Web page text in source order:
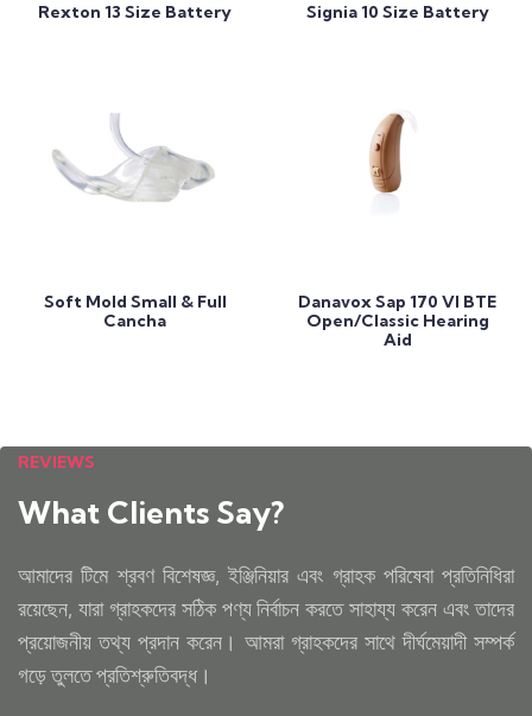
Rexton 13 Size Battery Signia 10 Size Battery
Soft Mold Small & Full
Cancha
Danavox Sap 170 VI BTE
Open/Classic Hearing
Aid
REVIEWS
What Clients Say?
আমাদের টিমে শ্রবণ বিশেষজ্ঞ, ইঞ্জিনিয়ার এবং গ্রাহক পরিষেবা প্রতিনিধিরা
রয়েছেন, যারা গ্রাহকদের সঠিক পণ্য নির্বাচন করতে সাহায্য করেন এবং তাদের
প্রয়োজনীয় তথ্য প্রদান করেন। আমরা গ্রাহকদের সাথে দীর্ঘমেয়াদী সম্পর্ক
গড়ে তুলতে প্রতিশ্রুতিবদ্ধ।